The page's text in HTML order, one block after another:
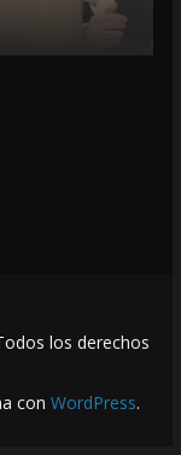
los derechos
conWordPress.